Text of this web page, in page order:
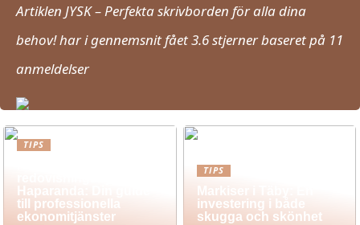
Artiklen JYSK – Perfekta skrivborden för alla dina
behov! har i gennemsnit fået3.6stjerner baseret på 11
anmeldelser
TIPS
Haparanda: Din guide
till professionella
ekonomitjänster
TIPS
Markiser i Täby: En
investering i både
skugga och skönhet